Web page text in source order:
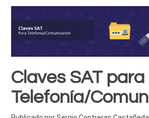
Claves SAT para
Telefonía/